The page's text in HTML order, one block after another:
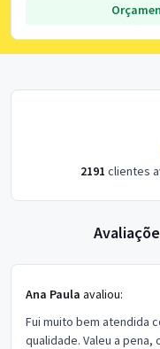
2191 clientes
Ana Paula avaliou:
Fui muito bem atendida
qualidade. Valeu a